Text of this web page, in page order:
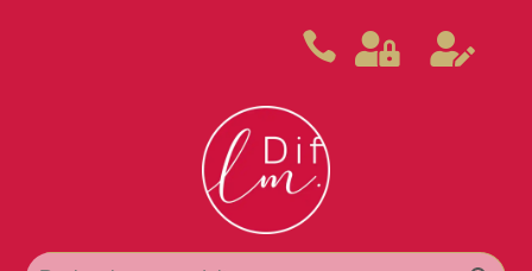
  